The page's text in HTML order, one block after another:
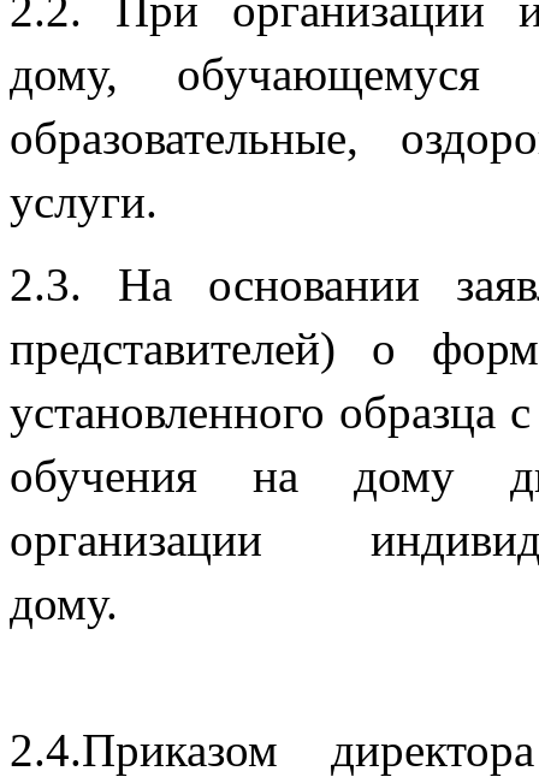
дому, обучающемуся
образовательные,
2.3. На основании
представителей) о
установленного образца
обучения на дому
организации
2.4.Приказом